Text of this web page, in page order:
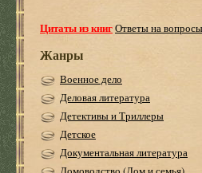
Цитаты из книгОтветы на вопросы
Жанры
Военное дело
Деловая литература
Детективы и Триллеры
Детское
Документальная литература